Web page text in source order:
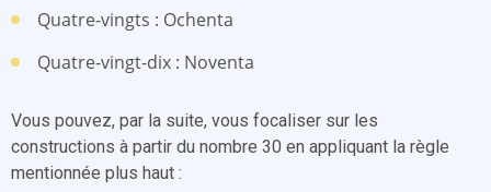
Quatre-vingts : Ochenta
Quatre-vingt-dix : Noventa
Vous pouvez, par la suite, vous focaliser sur les
constructions à partir du nombre 30 en appliquant la règle
mentionnée plus haut :